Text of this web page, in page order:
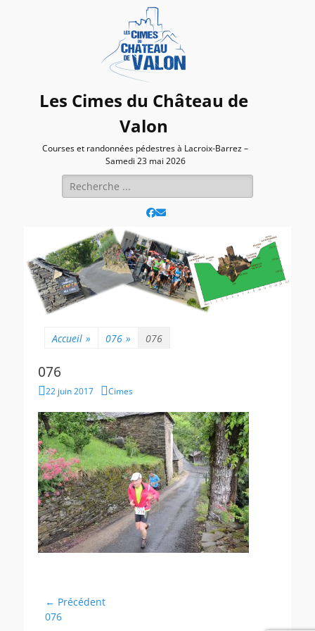
Les Cimes du Château de
Valon
Courses et randonnées pédestres à Lacroix-Barrez –
Samedi 23 mai 2026
Rechercher :
Facebook
E-
Accueil » 076 » 076
076
Posted
22 juin 2017 Author
Cimes
Navigation
de
← Précédent
Article
076